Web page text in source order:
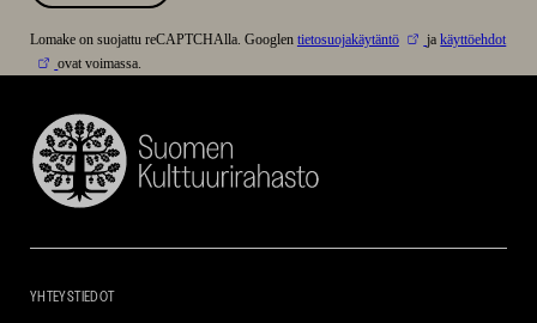
Lomake on suojattu reCAPTCHAlla. Googlen tietosuojakäytäntö jakäyttöehdot
ovat voimassa.
Suomen
Kulttuurirahasto
YHTEYSTIEDOT